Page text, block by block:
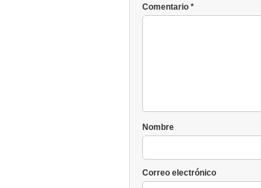
Comentario *
Nombre
Correo electrónico